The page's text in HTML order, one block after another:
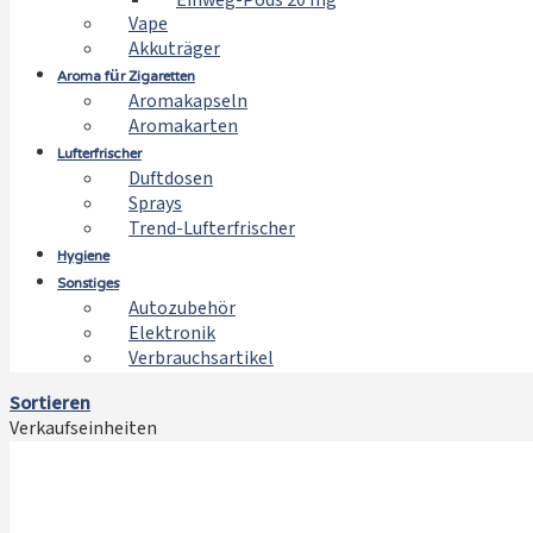
Vape
Akkuträger
Aroma für Zigaretten
Aromakapseln
Aromakarten
Lufterfrischer
Duftdosen
Sprays
Trend-Lufterfrischer
Hygiene
Sonstiges
Autozubehör
Elektronik
Verbrauchsartikel
Sortieren
Verkaufseinheiten